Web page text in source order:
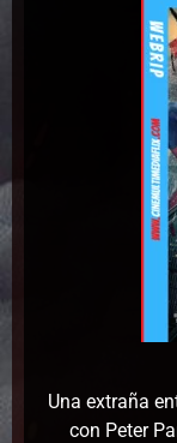
Una extraña
con Peter